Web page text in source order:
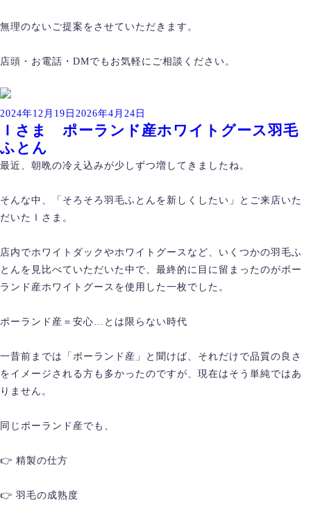
無理のないご提案をさせていただきます。
店頭・お電話・DMでもお気軽にご相談ください。
投
日:
2024年12月19日 2026年4月24日
Ｉさま ポーランド産ホワイトグース羽毛
ふとん
最近、朝晩の冷え込みが少しずつ増してきましたね。
そんな中、「そろそろ羽毛ふとんを新しくしたい」とご来店いた
だいたＩさま。
店内でホワイトダックやホワイトグースなど、いくつかの羽毛ふ
とんを見比べていただいた中で、最終的に目に留まったのがポー
ランド産ホワイトグースを使用した一枚でした。
ポーランド産＝安心…とは限らない時代
一昔前までは「ポーランド産」と聞けば、それだけで品質の良さ
をイメージされる方も多かったのですが、現在はそう単純ではあ
りません。
同じポーランド産でも、
👉 精製の仕方
👉 羽毛の成熟度